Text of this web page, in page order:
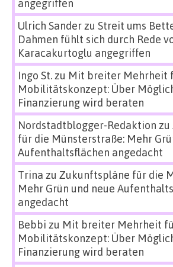
angegriffen
Ulrich Sanderzu Streit ums
Dahmen fühlt sich durch Rede
Karacakurtoglu angegriffen
Ingo St.zu Mit breiter Mehrheit
Mobilitätskonzept: Über
Finanzierung wird beraten
Nordstadtblogger-Redaktion zu
für die Münsterstraße: Mehr
Aufenthaltsflächen angedacht
Trina zu Zukunftspläne für die
Mehr Grün und neue
angedacht
Bebbi zu Mit breiter Mehrheit
Mobilitätskonzept: Über
Finanzierung wird beraten